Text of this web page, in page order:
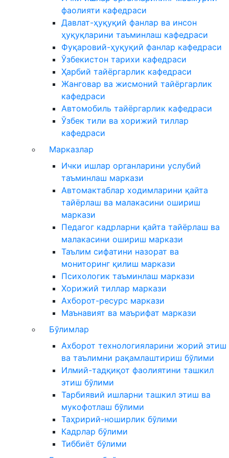
фаолияти кафедраси
Давлат-ҳуқуқий фанлар ва инсон
ҳуқуқларини таъминлаш кафедраси
Фуқаровий-ҳуқуқий фанлар кафедраси
Ўзбекистон тарихи кафедраси
Ҳарбий тайёргарлик кафедраси
Жанговар ва жисмоний тайёргарлик
кафедраси
Автомобиль тайёргарлик кафедраси
Ўзбек тили ва хорижий тиллар
кафедраси
Марказлар
Ички ишлар органларини услубий
таъминлаш маркази
Автомактаблар ходимларини қайта
тайёрлаш ва малакасини ошириш
маркази
Педагог кадрларни қайта тайёрлаш ва
малакасини ошириш маркази
Таълим сифатини назорат ва
мониторинг қилиш маркази
Психологик таъминлаш маркази
Хорижий тиллар маркази
Ахборот-ресурс маркази
Маънавият ва маърифат маркази
Бўлимлар
Ахборот технологияларини жорий этиш
ва таълимни рақамлаштириш бўлими
Илмий-тадқиқот фаолиятини ташкил
этиш бўлими
Тарбиявий ишларни ташкил этиш ва
мукофотлаш бўлими
Таҳририй-ноширлик бўлими
Кадрлар бўлими
Тиббиёт бўлими